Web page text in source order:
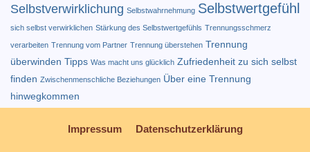
Selbstverwirklichung Selbstwahrnehmung Selbstwertgefühl
sich selbst verwirklichen Stärkung des Selbstwertgefühls Trennungsschmerz
verarbeiten Trennung vom Partner Trennung überstehen Trennung
überwinden Tipps Was macht uns glücklich Zufriedenheit zu sich selbst
finden Zwischenmenschliche Beziehungen Über eine Trennung
hinwegkommen
Impressum Datenschutzerklärung